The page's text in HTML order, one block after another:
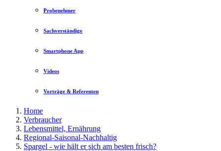
Probenehmer
Sachverständige
Smartphone App
Videos
Vorträge & Referenten
Home
Verbraucher
Lebensmittel, Ernährung
Regional-Saisonal-Nachhaltig
Spargel - wie hält er sich am besten frisch?